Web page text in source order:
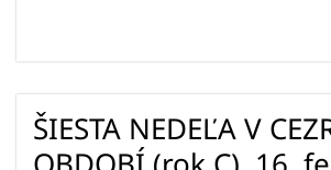
ŠIESTA NEDEĽA V